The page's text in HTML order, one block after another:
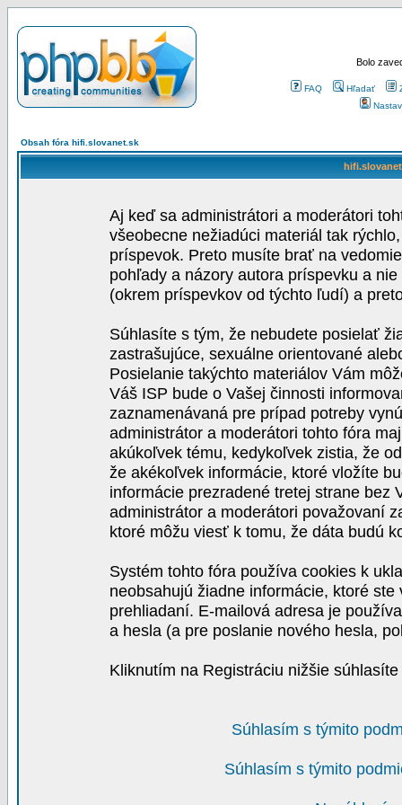
Bolo
FAQ Hľadať
Obsah fóra hifi.slovanet.sk
Aj keď sa administrátori a moderátori
všeobecne nežiadúci materiál tak
príspevok. Preto musíte brať na
pohľady a názory autora príspevku a
(okrem príspevkov od týchto ľudí) a
Súhlasíte s tým, že nebudete posielať
zastrašujúce, sexuálne orientované
Posielanie takýchto materiálov Vám
Váš ISP bude o Vašej činnosti
zaznamenávaná pre prípad potreby
administrátor a moderátori tohto fóra
akúkoľvek tému, kedykoľvek zistia, že
že akékoľvek informácie, ktoré vložíte
informácie prezradené tretej strane bez
administrátor a moderátori považovaní
ktoré môžu viesť k tomu, že dáta budú
Systém tohto fóra používa cookies k
neobsahujú žiadne informácie, ktoré
prehliadaní. E-mailová adresa je
a hesla (a pre poslanie nového hesla,
Kliknutím na Registráciu nižšie
Súhlasím s týmito
Súhlasím s týmito